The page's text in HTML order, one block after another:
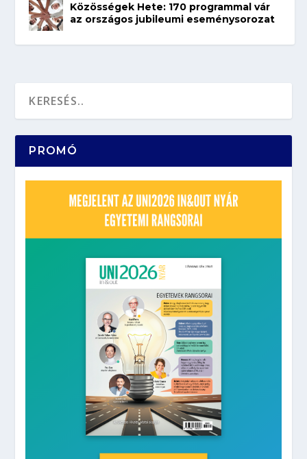
Közösségek Hete: 170 programmal vár
az országos jubileumi eseménysorozat
PROMÓ